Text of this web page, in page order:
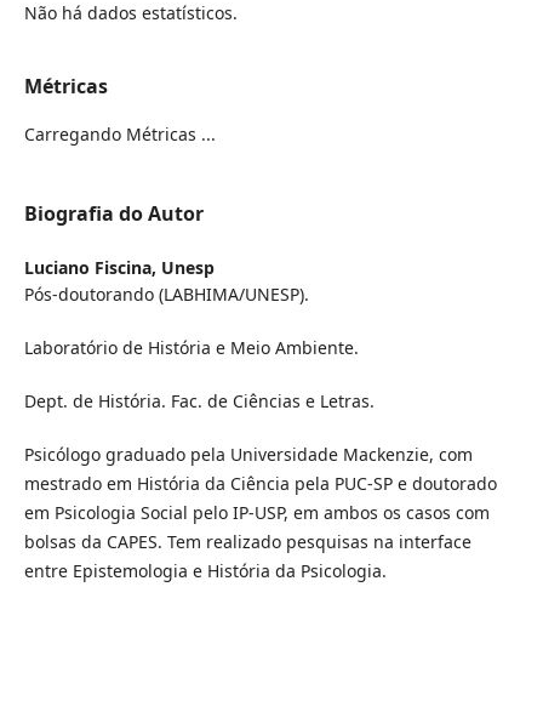
Não há dados estatísticos.
Métricas
Carregando Métricas ...
Biografia do Autor
Luciano Fiscina, Unesp
Pós-doutorando (LABHIMA/UNESP).
Laboratório de História e Meio Ambiente.
Dept. de História. Fac. de Ciências e Letras.
Psicólogo graduado pela Universidade Mackenzie, com
mestrado em História da Ciência pela PUC-SP e doutorado
em Psicologia Social pelo IP-USP, em ambos os casos com
bolsas da CAPES. Tem realizado pesquisas na interface
entre Epistemologia e História da Psicologia.